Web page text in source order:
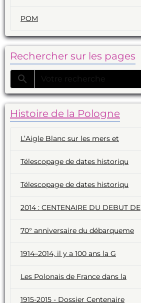
POM
Rechercher sur les pages
Histoire de la Pologne
L’Aigle Blanc sur les mers et
Télescopage de dates historiqu
Télescopage de dates historiqu
2014 : CENTENAIRE DU DEBUT DE
70° anniversaire du débarqueme
1914–2014, il y a 100 ans la G
Les Polonais de France dans la
1915-2015 - Dossier Centenaire